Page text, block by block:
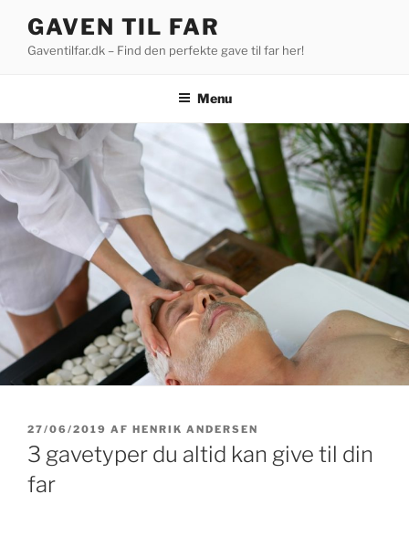
indhold
GAVEN TIL FAR
Gaventilfar.dk – Find den perfekte gave til far her!
Menu
UDGIVET
DEN
27/06/2019 AF HENRIK ANDERSEN
3 gavetyper du altid kan give til din
far